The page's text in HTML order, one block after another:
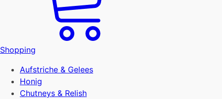
Shopping
Aufstriche & Gelees
Honig
Chutneys & Relish